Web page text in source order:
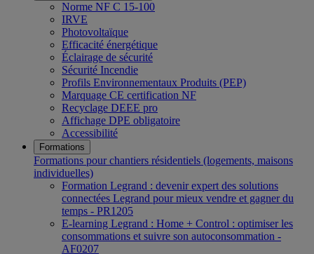
Norme NF C 15-100
IRVE
Photovoltaïque
Efficacité énergétique
Éclairage de sécurité
Sécurité Incendie
Profils Environnementaux Produits (PEP)
Marquage CE certification NF
Recyclage DEEE pro
Affichage DPE obligatoire
Accessibilité
Formations
Formations pour chantiers résidentiels (logements, maisons
individuelles)
Formation Legrand : devenir expert des solutions
connectées Legrand pour mieux vendre et gagner du
temps - PR1205
E-learning Legrand : Home + Control : optimiser les
consommations et suivre son autoconsommation -
AF0207